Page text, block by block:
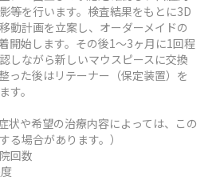
等を行います。検査結果をもとに3D
動計画を立案し、オーダーメイドの
開始します。その後1～3ヶ月に1回程
しながら新しいマウスピースに交換
った後はリテーナー（保定装置）を
す。
や希望の治療内容によっては、この
る場合があります。）
回数